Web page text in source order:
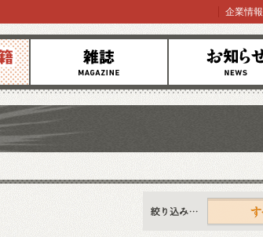
雑誌 お知らせ
企業情報
すべて